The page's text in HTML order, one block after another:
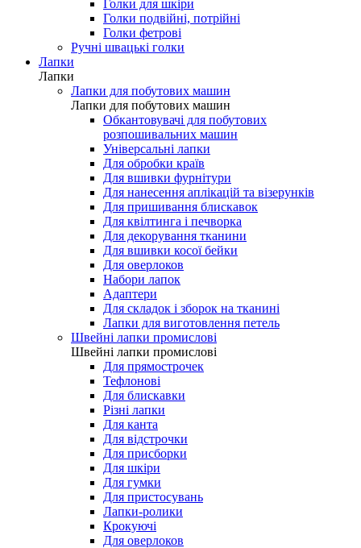
Голки для шкіри
Голки подвійні, потрійні
Голки фетрові
Ручні швацькі голки
Лапки
Лапки
Лапки для побутових машин
Лапки для побутових машин
Обкантовувачі для побутових
розпошивальних машин
Універсальні лапки
Для обробки країв
Для вшивки фурнітури
Для нанесення аплікацій та візерунків
Для пришивання блискавок
Для квілтинга і печворка
Для декорування тканини
Для вшивки косої бейки
Для оверлоков
Набори лапок
Адаптери
Для складок і зборок на тканині
Лапки для виготовлення петель
Швейні лапки промислові
Швейні лапки промислові
Для прямострочек
Тефлонові
Для блискавки
Різні лапки
Для канта
Для відстрочки
Для присборки
Для шкіри
Для гумки
Для пристосувань
Лапки-ролики
Крокуючі
Для оверлоков